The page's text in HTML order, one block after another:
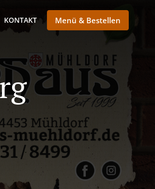
KONTAKT Menü & Bestellen